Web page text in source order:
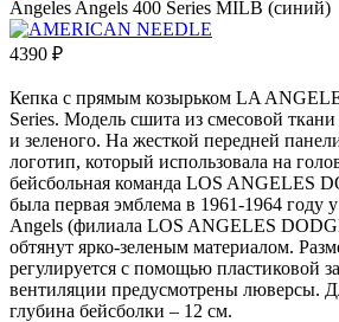
4390 ₽
Кепка с прямым козырьком LA
Series. Модель сшита из смесовой
и зеленого. На жесткой передней
логотип, который использовала на
бейсбольная команда LOS ANGELES
была первая эмблема в 1961-1964 году
Angels (филиала LOS ANGELES
обтянут ярко-зеленым материалом.
регулируется с помощью пластиковой
вентиляции предусмотрены люверсы.
глубина бейсболки – 12 см.